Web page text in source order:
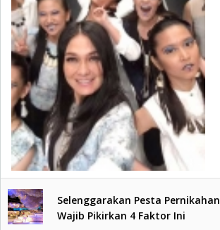
Selenggarakan Pesta
Wajib Pikirkan 4 Faktor Ini